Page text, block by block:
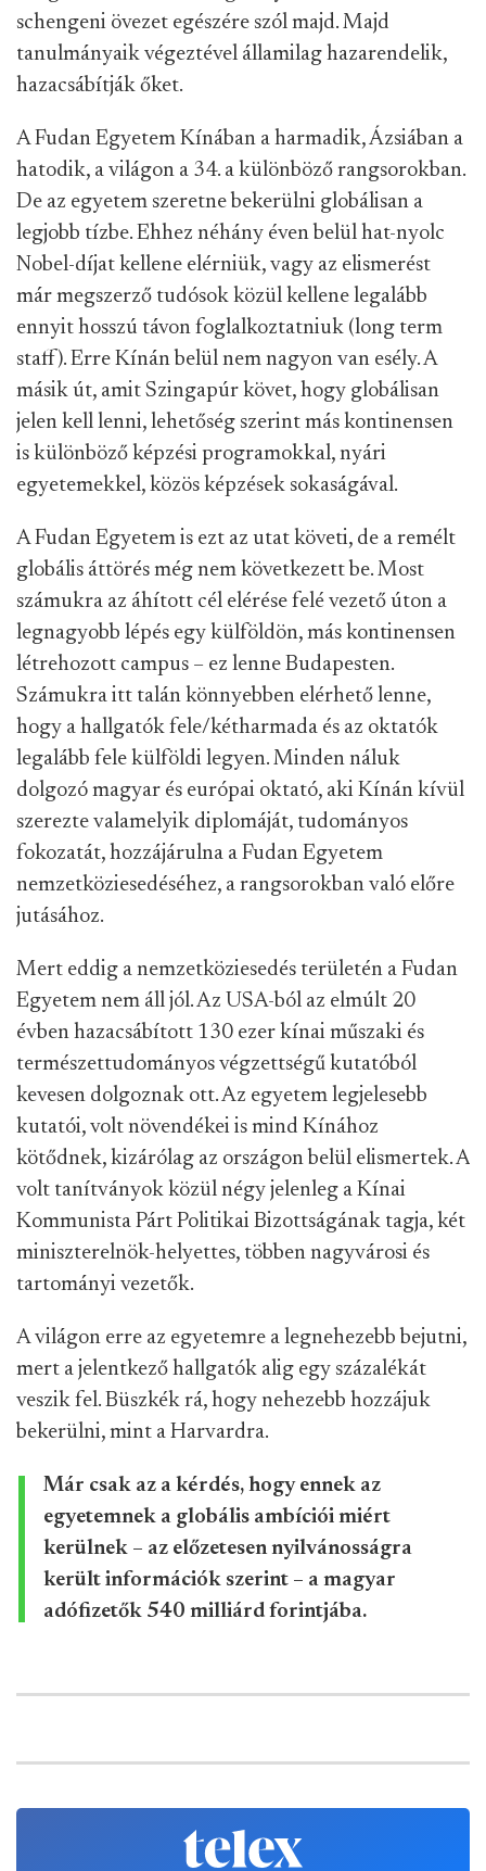
schengeni övezet egészére szól majd. Majd
tanulmányaik végeztével államilag hazarendelik,
hazacsábítják őket.
A Fudan Egyetem Kínában a harmadik, Ázsiában a
hatodik, a világon a 34. a különböző rangsorokban.
De az egyetem szeretne bekerülni globálisan a
legjobb tízbe. Ehhez néhány éven belül hat-nyolc
Nobel-díjat kellene elérniük, vagy az elismerést
már megszerző tudósok közül kellene legalább
ennyit hosszú távon foglalkoztatniuk (long term
staff). Erre Kínán belül nem nagyon van esély. A
másik út, amit Szingapúr követ, hogy globálisan
jelen kell lenni, lehetőség szerint más kontinensen
is különböző képzési programokkal, nyári
egyetemekkel, közös képzések sokaságával.
A Fudan Egyetem is ezt az utat követi, de a remélt
globális áttörés még nem következett be. Most
számukra az áhított cél elérése felé vezető úton a
legnagyobb lépés egy külföldön, más kontinensen
létrehozott campus – ez lenne Budapesten.
Számukra itt talán könnyebben elérhető lenne,
hogy a hallgatók fele/kétharmada és az oktatók
legalább fele külföldi legyen. Minden náluk
dolgozó magyar és európai oktató, aki Kínán kívül
szerezte valamelyik diplomáját, tudományos
fokozatát, hozzájárulna a Fudan Egyetem
nemzetköziesedéséhez, a rangsorokban való előre
jutásához.
Mert eddig a nemzetköziesedés területén a Fudan
Egyetem nem áll jól. Az USA-ból az elmúlt 20
évben hazacsábított 130 ezer kínai műszaki és
természettudományos végzettségű kutatóból
kevesen dolgoznak ott. Az egyetem legjelesebb
kutatói, volt növendékei is mind Kínához
kötődnek, kizárólag az országon belül elismertek. A
volt tanítványok közül négy jelenleg a Kínai
Kommunista Párt Politikai Bizottságának tagja, két
miniszterelnök-helyettes, többen nagyvárosi és
tartományi vezetők.
A világon erre az egyetemre a legnehezebb bejutni,
mert a jelentkező hallgatók alig egy százalékát
veszik fel. Büszkék rá, hogy nehezebb hozzájuk
bekerülni, mint a Harvardra.
Már csak az a kérdés, hogy ennek az
egyetemnek a globális ambíciói miért
kerülnek – az előzetesen nyilvánosságra
került információk szerint – a magyar
adófizetők 540 milliárd forintjába.